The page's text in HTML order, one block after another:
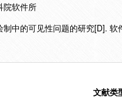
院软件所
制中的可见性问题的研究[D].
文献类